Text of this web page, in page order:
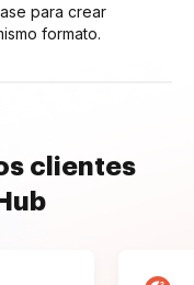
para crear
formato.
clientes